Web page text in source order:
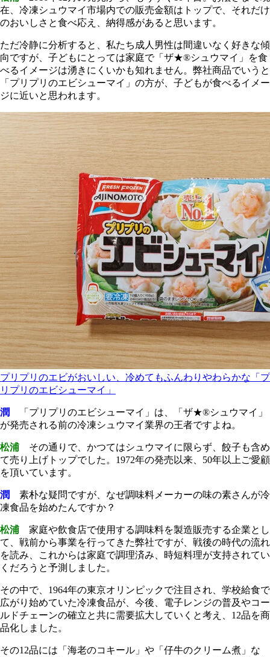
在、冷凍シュウマイ市場内での販売金額はトップで、それだけ
のおいしさと食べ応え、納得感があると思います。
ただ冷静に分析すると、私たち成人男性は間違いなく好きな傾
向ですが、子どもにとっては家庭で「ザ★®シュウマイ」を食
べるイメージは湧きにくいかも知れません。弊社商品でいうと
「プリプリのエビシューマイ」の方が、子どもが食べるイメー
ジに近いと思われます。
プリプリのエビがおいしい、冷めてもふんわりやわらかな「プ
リプリのエビシューマイ」
潤 「プリプリのエビシューマイ」は、「ザ★®シュウマイ」
が発売される前の冷凍シュウマイ業界の王者ですよね。
松浦 その通りで、かつてはシュウマイに限らず、餃子も含め
て売り上げトップでした。1972年の発売以来、50年以上ご愛顧
を頂いています。
潤 素朴な疑問ですが、なぜ調味料メーカーの味の素さんが冷
凍食品を始めたんですか？
松浦 家庭や飲食店で使用する調味料を製造販売する企業とし
て、戦前から事業を行ってきた弊社ですが、戦後の時代の流れ
を読み、これからは家庭で調理済み、時短料理が支持されてい
くだろうと予測しました。
その中で、1964年の東京オリンピックで注目され、学校給食で
広がり始めていた冷凍食品が、今後、電子レンジの普及やコー
ルドチェーンの確立と共に需要拡大していくと考え、12品を商
品化しました。
その12品には「海老のコキール」や「仔牛のクリーム煮」な